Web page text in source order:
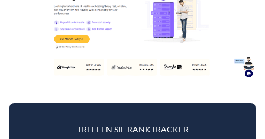
TREFFEN SIE RANKTRACKER